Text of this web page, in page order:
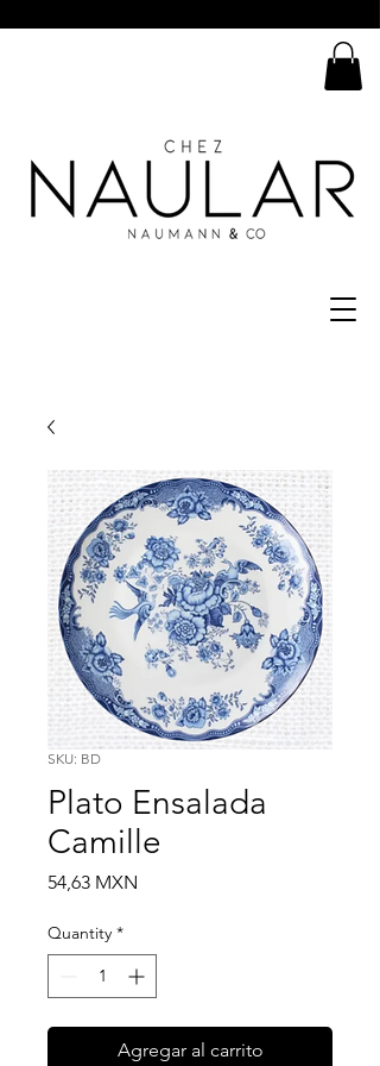
SKU: BD
Plato Ensalada
Camille
54,63 MXN
Quantity *
Agregar al carrito